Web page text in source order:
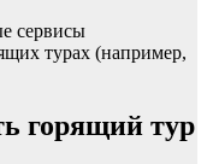
сервисы
турах (например,
горящий тур